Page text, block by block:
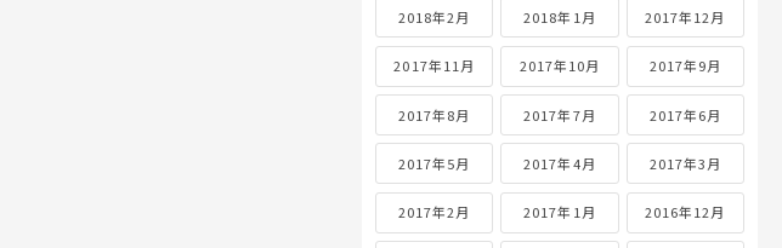
2018年2月 2018年1月 2017年12月
2017年11月 2017年10月 2017年9月
2017年8月 2017年7月 2017年6月
2017年5月 2017年4月 2017年3月
2017年2月 2017年1月 2016年12月